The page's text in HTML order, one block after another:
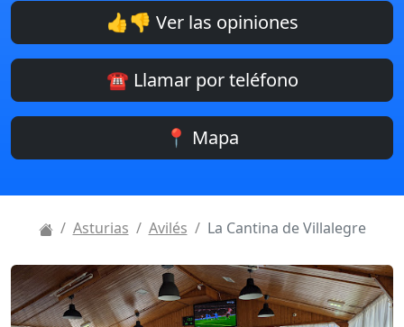
👍👎 Ver las opiniones
☎️ Llamar por teléfono
📍 Mapa
Asturias Avilés La Cantina de Villalegre